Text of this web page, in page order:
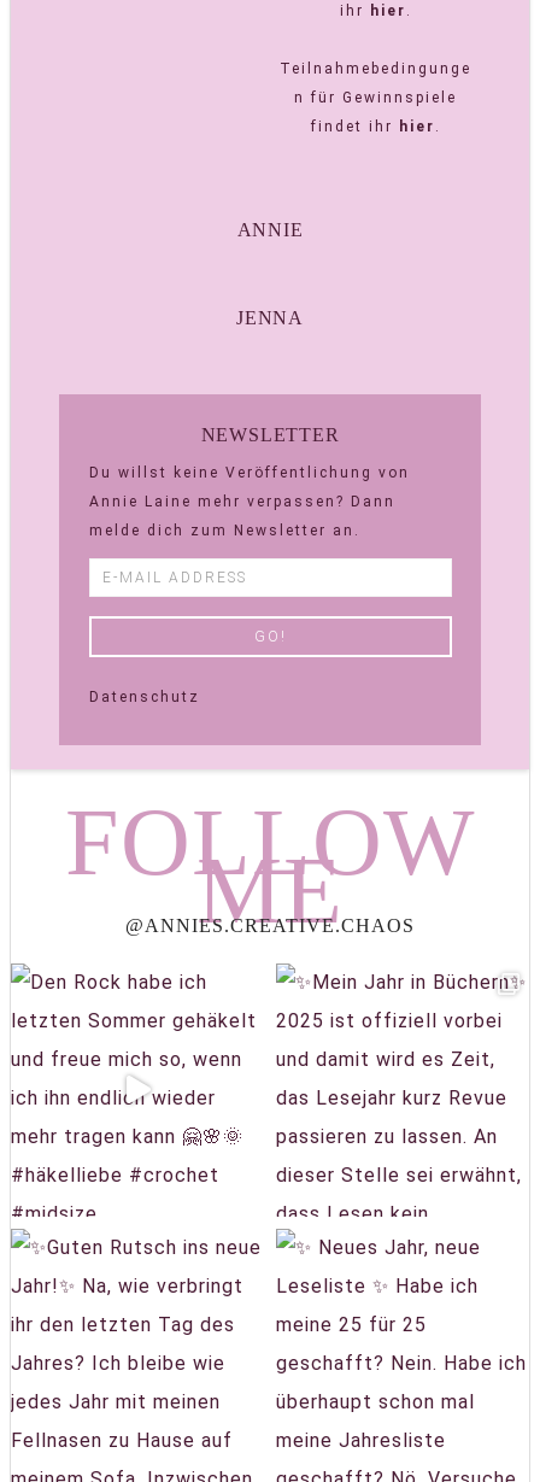
ihr
hier
Teilnahmebedingunge
n für Gewinnspiele
findet ihr
hier
ANNIE
JENNA
NEWSLETTER
Du willst keine Veröffentlichung von
Annie Laine mehr verpassen? Dann
melde dich zum Newsletter an.
Datenschutz
FOLLOW
ME
@ANNIES.CREATIVE.CHAOS